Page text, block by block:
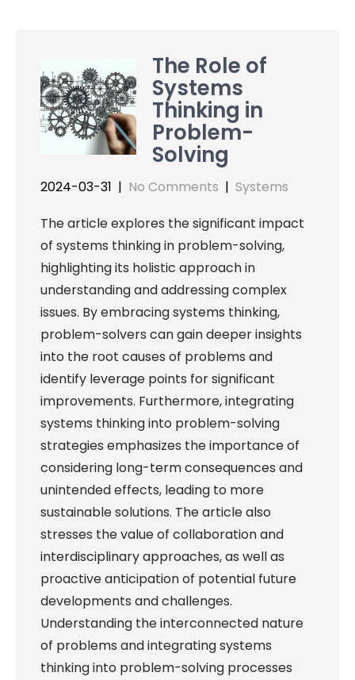
The Role of
Systems
Thinking in
Problem-
Solving
2024-03-31 | No Comments | Systems
The article explores the significant impact
of systems thinking in problem-solving,
highlighting its holistic approach in
understanding and addressing complex
issues. By embracing systems thinking,
problem-solvers can gain deeper insights
into the root causes of problems and
identify leverage points for significant
improvements. Furthermore, integrating
systems thinking into problem-solving
strategies emphasizes the importance of
considering long-term consequences and
unintended effects, leading to more
sustainable solutions. The article also
stresses the value of collaboration and
interdisciplinary approaches, as well as
proactive anticipation of potential future
developments and challenges.
Understanding the interconnected nature
of problems and integrating systems
thinking into problem-solving processes